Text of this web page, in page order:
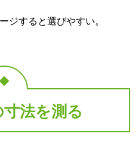
法を測る